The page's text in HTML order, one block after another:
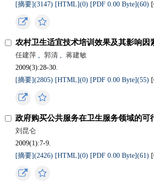
[摘要](3147) [HTML](0) [PDF 0.00 Byte](60)
农村卫生适宜技术培训效果及其影响因
任建萍 , 郭清 ,
蒋建敏
2009(3):28-30.
[摘要](2805) [HTML](0) [PDF 0.00 Byte](55)
政府购买公共服务在卫生服务领域的可
刘昆仑
2009(1):7-9.
[摘要](2426) [HTML](0) [PDF 0.00 Byte](61)